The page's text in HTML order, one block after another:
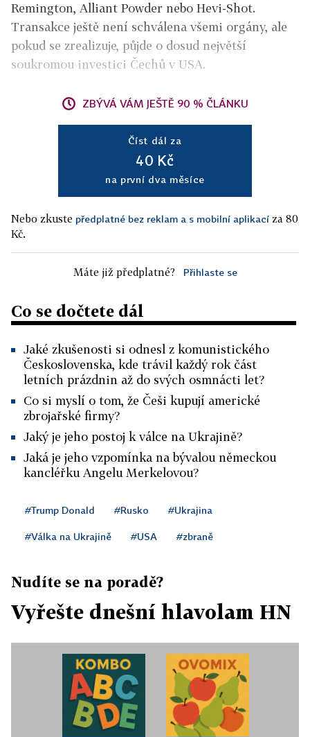
Remington, Alliant Powder nebo Hevi-Shot.
Transakce ještě není schválena všemi orgány, ale
pokud se zrealizuje, půjde o dosud největší
soukromou investici Čechů v USA.
ZBÝVÁ VÁM JEŠTĚ 90 % ČLÁNKU
Číst dál za
40 Kč
na první dva měsíce
Nebo zkuste předplatné bez reklam a s mobilní aplikací za 80
Kč.
Máte již předplatné? Přihlaste se
Co se dočtete dál
Jaké zkušenosti si odnesl z komunistického
Československa, kde trávil každý rok část
letních prázdnin až do svých osmnácti let?
Co si myslí o tom, že Češi kupují americké
zbrojařské firmy?
Jaký je jeho postoj k válce na Ukrajině?
Jaká je jeho vzpomínka na bývalou německou
kancléřku Angelu Merkelovou?
#Trump Donald #Rusko #Ukrajina
#Válka na Ukrajině #USA #zbraně
Nudíte se na poradě?
Vyřešte dnešní hlavolam HN